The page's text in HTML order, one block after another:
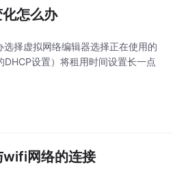
怎么办
择虚拟网络编辑器选择正在使用的
设置）将租用时间设置长一点
wifi网络的连接